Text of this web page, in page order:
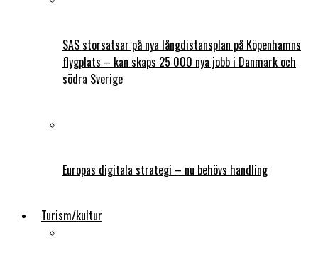
SAS storsatsar på nya långdistansplan på Köpenhamns
flygplats – kan skaps 25 000 nya jobb i Danmark och
södra Sverige
Europas digitala strategi – nu behövs handling
Turism/kultur